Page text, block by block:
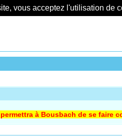
vous acceptez l'utilisation de
à Bousbach de se faire